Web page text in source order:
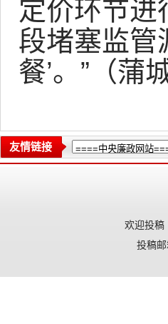
定价环节进
段堵塞监管
餐’。”（蒲
友情链接
欢迎投稿
投稿邮